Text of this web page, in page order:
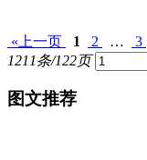
«上一页 1 2 … 3
1211条/122页
图文推荐